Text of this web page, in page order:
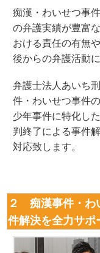
痴漢・わいせつ事
の弁護実績が豊富
おける責任の有無
後からの弁護活動
弁護士法人あいち
件・わいせつ事件
少年事件に特化し
判終了による事件
対応致します。
２ 痴漢事件・わ
件解決を全力サポ